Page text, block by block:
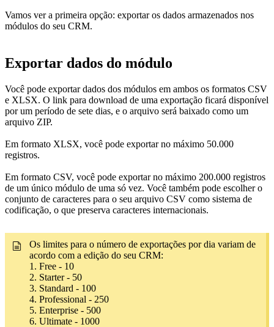
Vamos ver a primeira opção: exportar os dados armazenados nos
módulos do seu CRM.
Exportar dados do módulo
Você pode exportar dados dos módulos em ambos os formatos CSV
e XLSX. O link para download de uma exportação ficará disponível
por um período de sete dias, e o arquivo será baixado como um
arquivo ZIP.
Em formato XLSX, você pode exportar no máximo 50.000
registros.
Em formato CSV, você pode exportar no máximo 200.000 registros
de um único módulo de uma só vez. Você também pode escolher o
conjunto de caracteres para o seu arquivo CSV como sistema de
codificação, o que preserva caracteres internacionais.
Os limites para o número de exportações por dia variam de
acordo com a edição do seu CRM:
1. Free - 10
2. Starter - 50
3. Standard - 100
4. Professional - 250
5. Enterprise - 500
6. Ultimate - 1000